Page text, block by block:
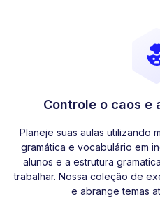
Controle o caos e
Planeje suas aulas utilizando
gramática e vocabulário em
alunos e a estrutura
trabalhar. Nossa coleção de
e abrange temas